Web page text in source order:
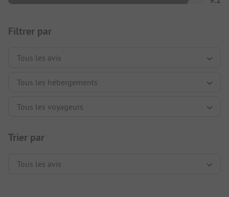
Filtrer par
Trier par